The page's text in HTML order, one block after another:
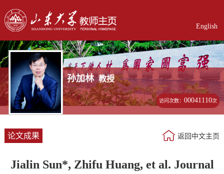
English
孙加林 教授
访问次数：00041110次
论文成果 返回中文主页
Jialin Sun*, Zhifu Huang, et al. Journal